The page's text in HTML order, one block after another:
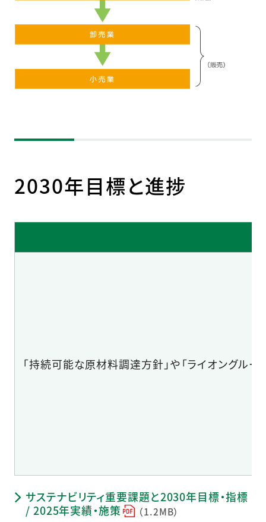
2030年目標と進捗
「持続可能な原材料調達方針」や「ライオングル
サステナビリティ重要課題と2030年目標・指標
/ 2025年実績・施策
（1.2MB）